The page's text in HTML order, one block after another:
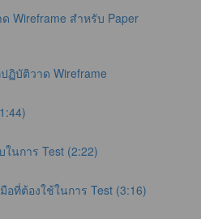
Wireframe สำหรับ Paper
ฏิบัติวาด Wireframe
นการ Test (2:22)
อที่ต้องใช้ในการ Test (3:16)